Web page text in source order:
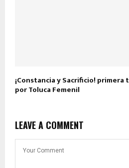
¡Constancia y Sacrificio!
por Toluca Femenil
LEAVE A COMMENT